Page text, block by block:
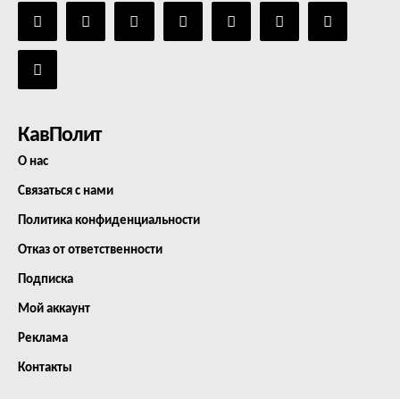
КавПолит
О нас
Связаться с нами
Политика конфиденциальности
Отказ от ответственности
Подписка
Мой аккаунт
Реклама
Контакты